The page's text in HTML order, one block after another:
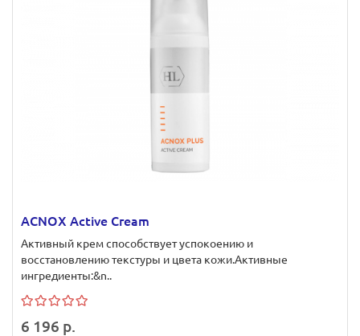
ACNOX Active Cream
Активный крем способствует успокоению и
восстановлению текстуры и цвета кожи.Активные
ингредиенты:&n..
6 196 р.